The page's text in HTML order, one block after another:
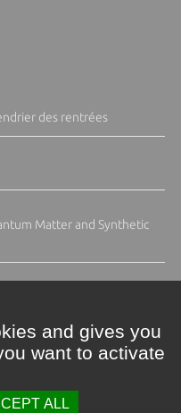
des rentrées
Matter and Synthetic
and gives you
want to activate
ALL